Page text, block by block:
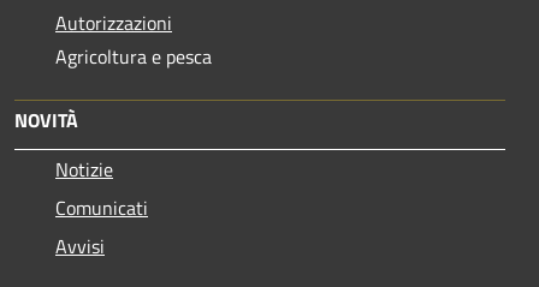
Autorizzazioni
Agricoltura e pesca
NOVITÀ
Notizie
Comunicati
Avvisi